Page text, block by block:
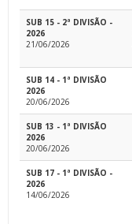
SUB 15 - 2ª DIVISÃO -
2026
21/06/2026
SUB 14 - 1ª DIVISÃO
2026
20/06/2026
SUB 13 - 1ª DIVISÃO
2026
20/06/2026
SUB 17 - 1ª DIVISÃO -
2026
14/06/2026